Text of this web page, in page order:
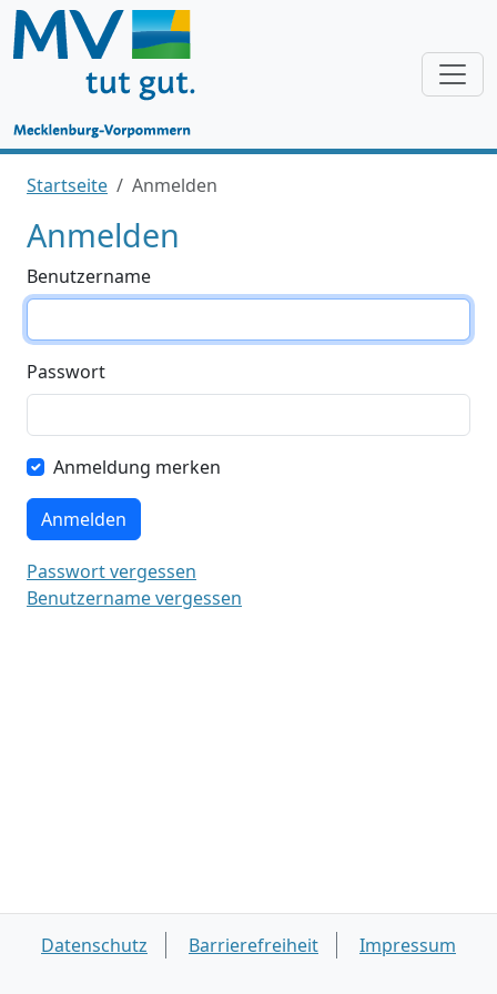
Startseite Anmelden
Anmelden
Benutzername
Passwort
Anmeldung merken
Anmelden
Passwort vergessen
Benutzername vergessen
Datenschutz Barrierefreiheit Impressum